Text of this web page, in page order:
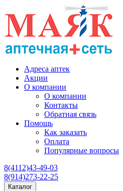
Адреса аптек
Акции
О компании
О компании
Контакты
Обратная связь
Помощь
Как заказать
Оплата
Популярные вопросы
8(4112)43-49-03
8(914)273-22-25
Каталог